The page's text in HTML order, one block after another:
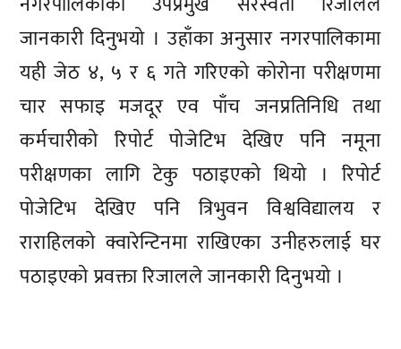
जानकारी दिनुभयो । उहाँका अनुसार नगरपालिकामा
यही जेठ ४, ५ र ६ गते गरिएको कोरोना परीक्षणमा
चार सफाइ मजदूर एव पाँच जनप्रतिनिधि तथा
कर्मचारीको रिपोर्ट पोजेटिभ देखिए पनि नमूना
परीक्षणका लागि टेकु पठाइएको थियो । रिपोर्ट
पोजेटिभ देखिए पनि त्रिभुवन विश्वविद्यालय र
राराहिलको क्वारेन्टिनमा राखिएका उनीहरुलाई घर
पठाइएको प्रवक्ता रिजालले जानकारी दिनुभयो ।